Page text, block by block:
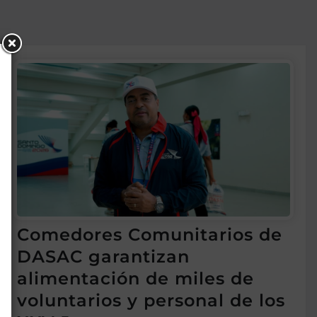
Comedores Comunitarios de
DASAC garantizan
alimentación de miles de
voluntarios y personal de los